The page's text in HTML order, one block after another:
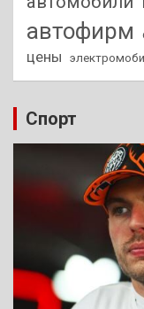
автофирм
цены
Спорт